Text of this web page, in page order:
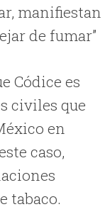
manifiestan
de fumar”
Códice es
civiles que
en
caso,
tabaco.